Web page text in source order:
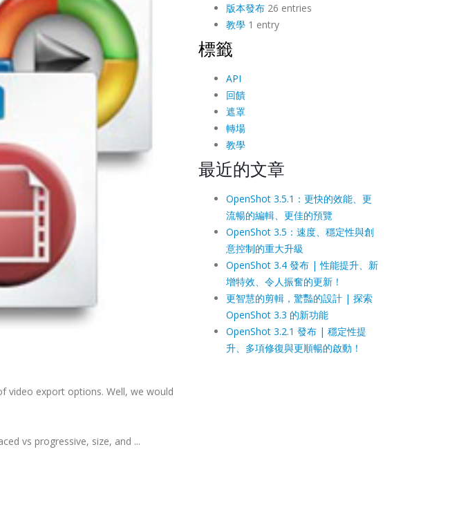
video export options. Well, we would
vs progressive, size, and ...
版本發布26 entries
教學1 entry
標籤
API
回饋
遮罩
轉場
教學
最近的文章
OpenShot 3.5.1：更快的效能、更
流暢的編輯、更佳的預覽
OpenShot 3.5：速度、穩定性與創
意控制的重大升級
OpenShot 3.4 發布 | 性能提升、新
增特效、令人振奮的更新！
更智慧的剪輯，驚豔的設計 | 探索
OpenShot 3.3 的新功能
OpenShot 3.2.1 發布 | 穩定性提
升、多項修復與更順暢的啟動！